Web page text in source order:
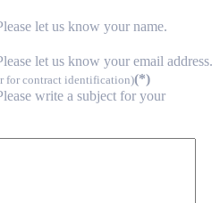
let us know your name.
let us know your email address.
for contract identification)(*)
write a subject for your